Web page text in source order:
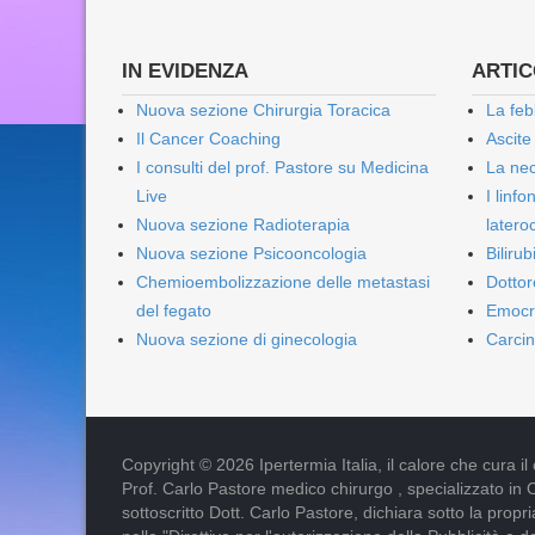
IN EVIDENZA
Nuova sezione Chirurgia Toracica
Il Cancer Coaching
I consulti del prof. Pastore su Medicina
Live
Nuova sezione Radioterapia
Nuova sezione Psicooncologia
Chemioembolizzazione delle metastasi
del fegato
Nuova sezione di ginecologia
La
La
I
Copyright © 2026 Ipertermia Italia, il calore che cura il
Prof. Carlo Pastore medico chirurgo , specializzato
sottoscritto Dott. Carlo Pastore, dichiara sotto la